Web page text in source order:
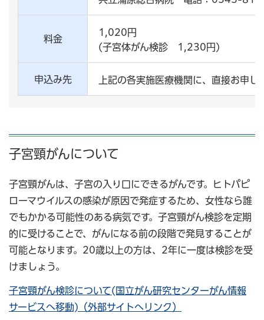
料金
1,020円
(子宮体がん検診 1,230円)
申込み先 上記の各実施医療機関に、直接お申し
子宮頸がんについて
子宮頸がんは、子宮の入り口にできるがんです。ヒトパピ
ローマウイルスの感染が原因で発症するため、女性なら誰
でもかかる可能性のある病気です。子宮頸がん検診を定期
的に受けることで、がんになる前の段階で発見することが
可能となります。20歳以上の方は、2年に一度は検診を受
けましょう。
子宮頸がん検診について(国立がん研究センターがん情報
サービスへ移動)（外部サイトへリンク）